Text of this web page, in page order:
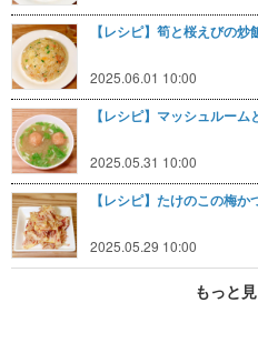
【レシピ】筍と桜えびの
2025.06.01 10:00
【レシピ】マッシュルー
2025.05.31 10:00
【レシピ】たけのこの梅
2025.05.29 10:00
もっと